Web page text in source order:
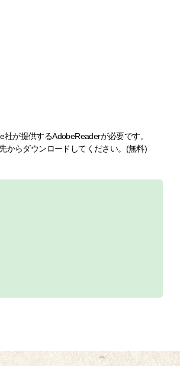
が提供するAdobeReaderが必要です。
からダウンロードしてください。(無料)